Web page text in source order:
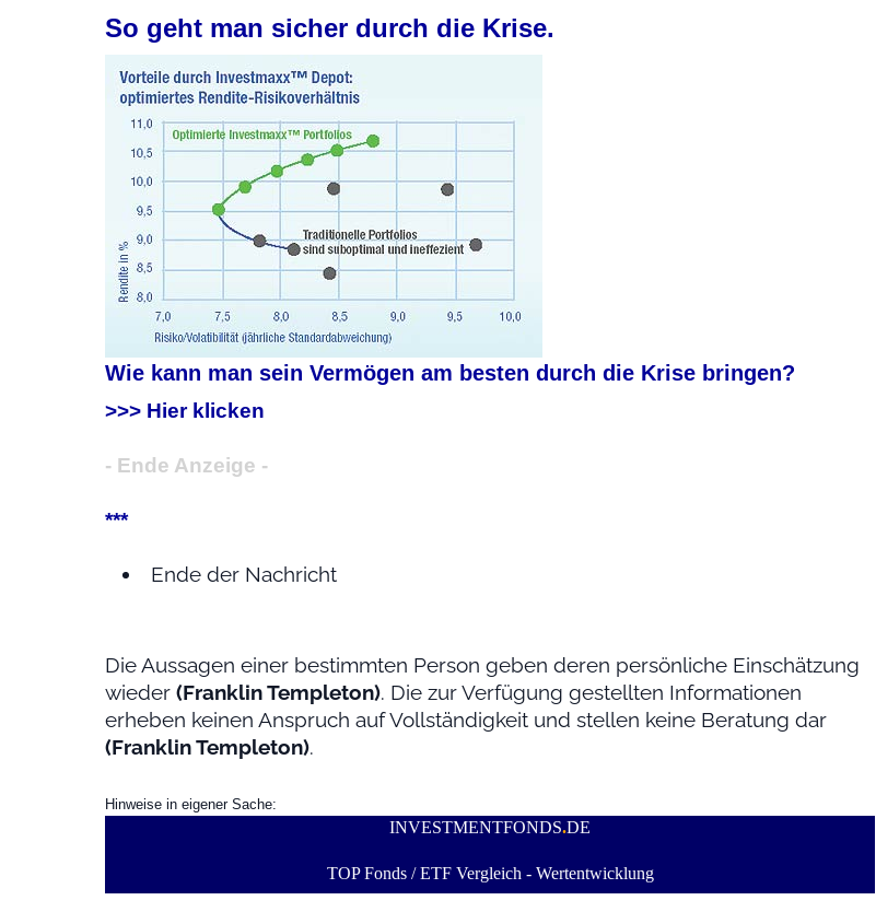
So geht man sicher durch die Krise.
Wie kann man sein Vermögen am besten durch die Krise bringen?
>>> Hier klicken
- Ende Anzeige -
***
Ende der Nachricht
Die Aussagen einer bestimmten Person geben deren persönliche Einschätzung
wieder (Franklin Templeton). Die zur Verfügung gestellten Informationen
erheben keinen Anspruch auf Vollständigkeit und stellen keine Beratung dar
(Franklin Templeton).
Hinweise in eigener Sache:
INVESTMENTFONDS.DE
TOP Fonds / ETF Vergleich - Wertentwicklung